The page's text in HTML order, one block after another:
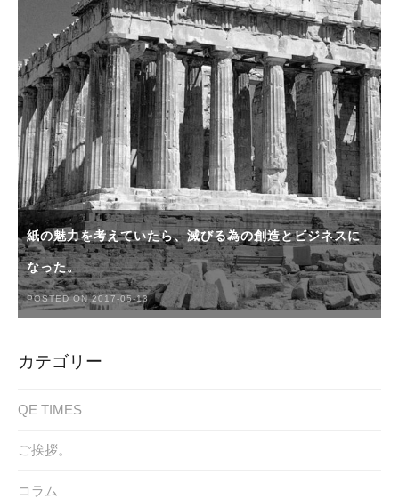
紙の魅力を考えていたら、滅びる為の創造とビジネスに
なった。
POSTED ON 2017-05-13
カテゴリー
QE TIMES
ご挨拶。
コラム